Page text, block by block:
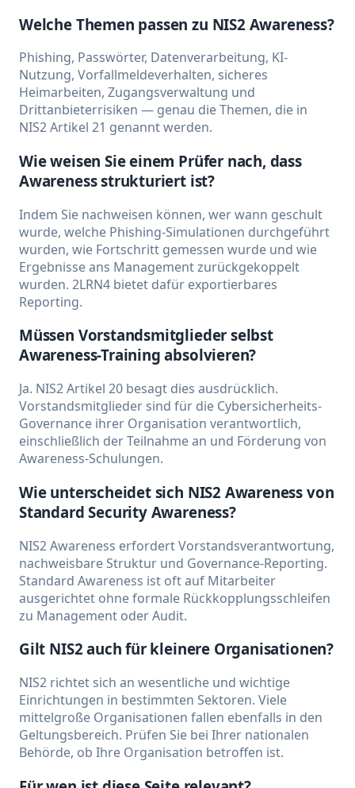
Welche Themen passen zu NIS2 Awareness?
Phishing, Passwörter, Datenverarbeitung, KI-
Nutzung, Vorfallmeldeverhalten, sicheres
Heimarbeiten, Zugangsverwaltung und
Drittanbieterrisiken — genau die Themen, die in
NIS2 Artikel 21 genannt werden.
Wie weisen Sie einem Prüfer nach, dass
Awareness strukturiert ist?
Indem Sie nachweisen können, wer wann geschult
wurde, welche Phishing-Simulationen durchgeführt
wurden, wie Fortschritt gemessen wurde und wie
Ergebnisse ans Management zurückgekoppelt
wurden. 2LRN4 bietet dafür exportierbares
Reporting.
Müssen Vorstandsmitglieder selbst
Awareness-Training absolvieren?
Ja. NIS2 Artikel 20 besagt dies ausdrücklich.
Vorstandsmitglieder sind für die Cybersicherheits-
Governance ihrer Organisation verantwortlich,
einschließlich der Teilnahme an und Förderung von
Awareness-Schulungen.
Wie unterscheidet sich NIS2 Awareness von
Standard Security Awareness?
NIS2 Awareness erfordert Vorstandsverantwortung,
nachweisbare Struktur und Governance-Reporting.
Standard Awareness ist oft auf Mitarbeiter
ausgerichtet ohne formale Rückkopplungsschleifen
zu Management oder Audit.
Gilt NIS2 auch für kleinere Organisationen?
NIS2 richtet sich an wesentliche und wichtige
Einrichtungen in bestimmten Sektoren. Viele
mittelgroße Organisationen fallen ebenfalls in den
Geltungsbereich. Prüfen Sie bei Ihrer nationalen
Behörde, ob Ihre Organisation betroffen ist.